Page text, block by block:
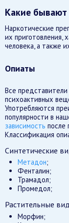
Какие
Наркотические
их приготовления,
человека, а также
Опиаты
Все
психоактивных
Употребляются
популярности в
зависимость после
Классификация
Синтетические
Метадон;
Фенталин;
Трамадол;
Промедол;
Растительные
Морфин;